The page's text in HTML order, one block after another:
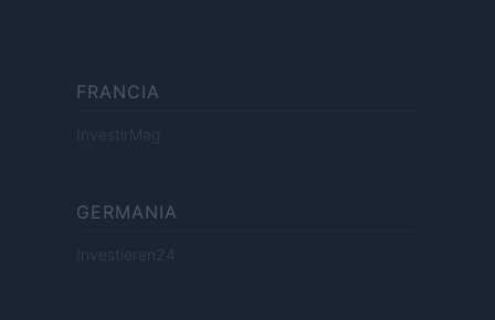
FRANCIA
InvestirMag
GERMANIA
Investieren24